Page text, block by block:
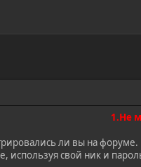
1.Не
ли вы на форуме.
используя свой ник и